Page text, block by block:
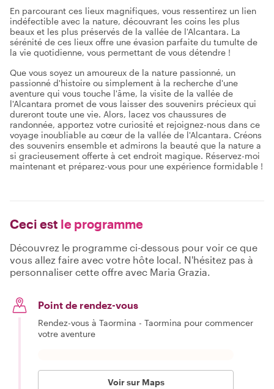
En parcourant ces lieux magnifiques, vous ressentirez un lien
indéfectible avec la nature, découvrant les coins les plus
beaux et les plus préservés de la vallée de l'Alcantara. La
sérénité de ces lieux offre une évasion parfaite du tumulte de
la vie quotidienne, vous permettant de vous détendre !
Que vous soyez un amoureux de la nature passionné, un
passionné d'histoire ou simplement à la recherche d'une
aventure qui vous touche l'âme, la visite de la vallée de
l'Alcantara promet de vous laisser des souvenirs précieux qui
dureront toute une vie. Alors, lacez vos chaussures de
randonnée, apportez votre curiosité et rejoignez-nous dans ce
voyage inoubliable au cœur de la vallée de l'Alcantara. Créons
des souvenirs ensemble et admirons la beauté que la nature a
si gracieusement offerte à cet endroit magique. Réservez-moi
maintenant et préparez-vous pour une expérience formidable !
Ceci est le programme
Découvrez le programme ci-dessous pour voir ce que
vous allez faire avec votre hôte local. N'hésitez pas à
personnaliser cette offre avec Maria Grazia.
Point de rendez-vous
Rendez-vous à Taormina - Taormina pour commencer
votre aventure
Voir sur Maps